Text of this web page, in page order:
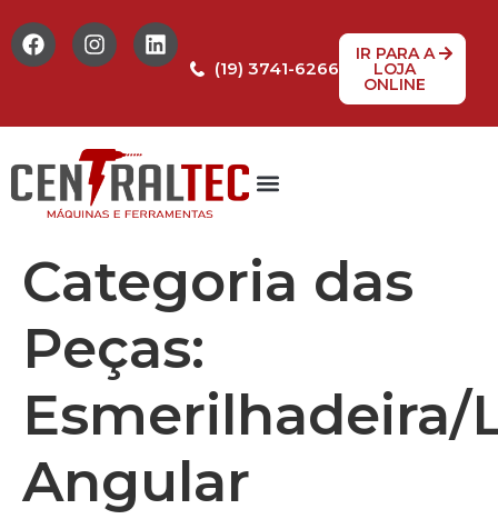
(19) 3741-6266
IR PARA A
LOJA
ONLINE
Categoria das
Peças:
Esmerilhadeira/
Angular